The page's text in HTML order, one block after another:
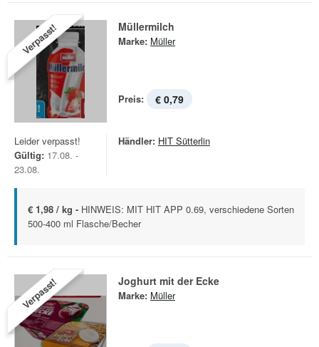
Verpasst! Müllermilch
Marke: Müller
Preis: € 0,79
Leider verpasst!
Gültig: 17.08. -
23.08.
Händler: HIT Sütterlin
€ 1,98 / kg - HINWEIS: MIT HIT APP 0.69, verschiedene Sorten
500-400 ml Flasche/Becher
Verpasst! Joghurt mit der Ecke
Marke: Müller